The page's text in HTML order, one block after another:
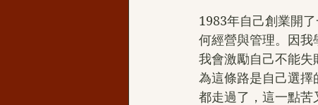
1983年自己創業開
何經營與管理。因我
我會激勵自己不能失
為這條路是自己選擇
都走過了，這一點苦